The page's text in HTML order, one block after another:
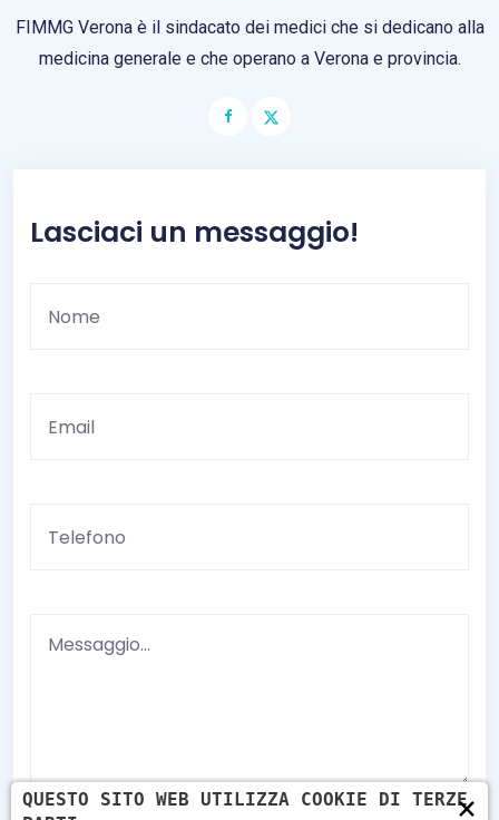
FIMMG Verona è il sindacato dei medici che si dedicano alla
medicina generale e che operano a Verona e provincia.
Lasciaci un messaggio!
×
QUESTO SITO WEB UTILIZZA COOKIE DI TERZE